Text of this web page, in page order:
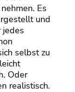
Es
und
jedes
selbst zu
Oder
realistisch.